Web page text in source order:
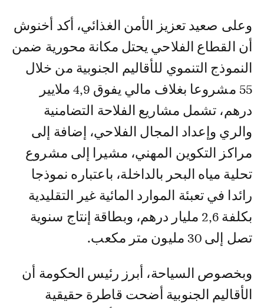
وعلى صعيد تعزيز الأمن الغذائي، أكد أخنوش
أن القطاع الفلاحي يحتل مكانة محورية ضمن
النموذج التنموي للأقاليم الجنوبية من خلال
55 مشروعا بغلاف مالي يفوق 4,9 ملايير
درهم، تشمل مشاريع الفلاحة التضامنية
والري وإعداد المجال الفلاحي، إضافة إلى
مراكز التكوين المهني، مشيرا إلى مشروع
تحلية مياه البحر بالداخلة، باعتباره نموذجا
رائدا في تعبئة الموارد المائية غير التقليدية
بكلفة 2,6 مليار درهم، وبطاقة إنتاج سنوية
تصل إلى 30 مليون متر مكعب.
وبخصوص السياحة، أبرز رئيس الحكومة أن
الأقاليم الجنوبية أضحت قاطرة حقيقية